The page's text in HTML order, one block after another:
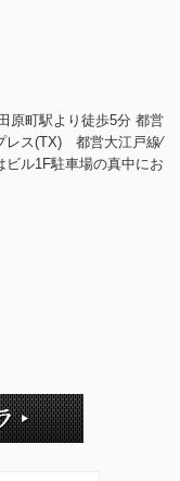
原町駅より徒歩5分 都営
レス(TX) 都営大江戸線⁄
ル1F駐車場の真中にお